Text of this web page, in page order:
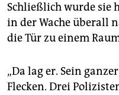
Schließlich wurde sie
in der Wache überall
die Tür zu einem
„Da lag er. Sein
Flecken. Drei